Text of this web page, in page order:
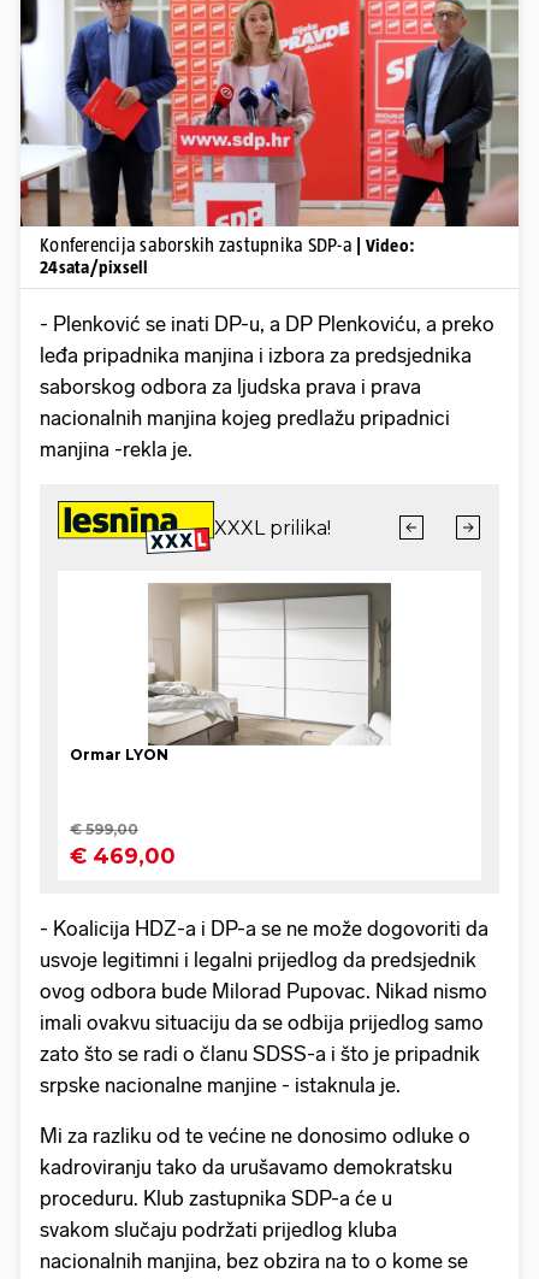
Pokretanje videa...
Konferencija saborskih zastupnika SDP-a
| Video:
24sata/pixsell
- Plenković se inati DP-u, a DP Plenkoviću, a preko
leđa pripadnika manjina i izbora za predsjednika
saborskog odbora za ljudska prava i prava
nacionalnih manjina kojeg predlažu pripadnici
manjina -rekla je.
- Koalicija HDZ-a i DP-a se ne može dogovoriti da
usvoje legitimni i legalni prijedlog da predsjednik
ovog odbora bude Milorad Pupovac. Nikad nismo
imali ovakvu situaciju da se odbija prijedlog samo
zato što se radi o članu SDSS-a i što je pripadnik
srpske nacionalne manjine - istaknula je.
Mi za razliku od te većine ne donosimo odluke o
kadroviranju tako da urušavamo demokratsku
proceduru. Klub zastupnika SDP-a će u
svakom slučaju podržati prijedlog kluba
nacionalnih manjina, bez obzira na to o kome se